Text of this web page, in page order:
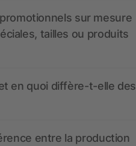
sur mesure
tailles ou produits
en quoi diffère-t-elle des
entre la production